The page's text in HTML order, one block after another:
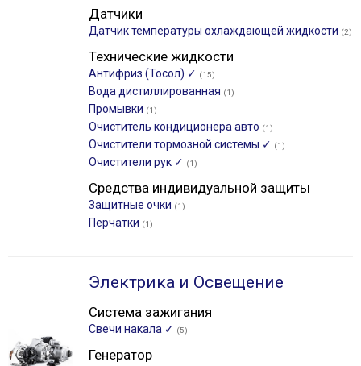
Датчики
Датчик температуры охлаждающей жидкости (2)
Технические жидкости
Антифриз (Тосол) ✓ (15)
Вода дистиллированная (1)
Промывки (1)
Очиститель кондиционера авто (1)
Очистители тормозной системы ✓ (1)
Очистители рук ✓ (1)
Средства индивидуальной защиты
Защитные очки (1)
Перчатки (1)
Электрика и Освещение
Система зажигания
Свечи накала ✓ (5)
Генератор